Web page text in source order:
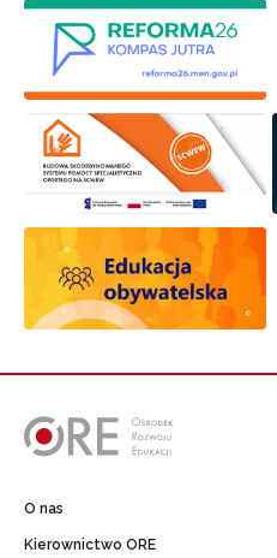
O nas
Kierownictwo ORE